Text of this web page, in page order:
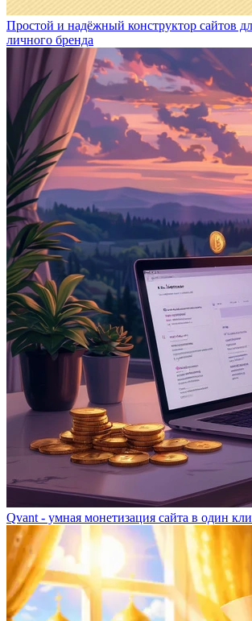
Простой и надёжный конструктор сайтов
личного бренда
Qvant - умная монетизация сайта в один